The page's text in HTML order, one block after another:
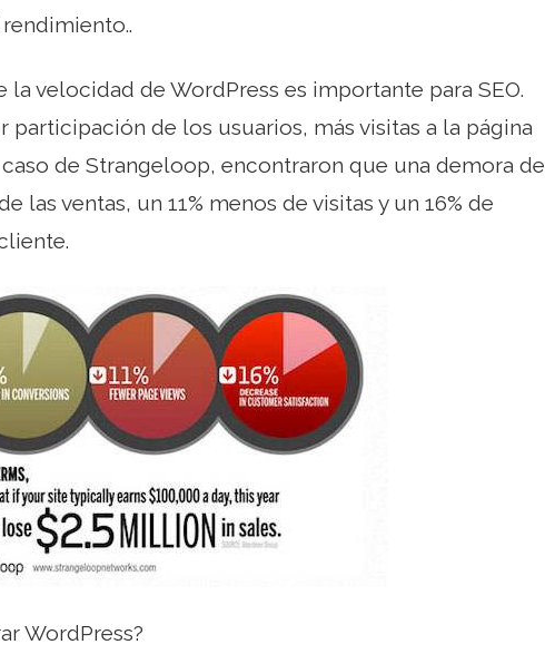
velocidad de WordPress es importante para SEO.
de los usuarios, más visitas a la página
de Strangeloop, encontraron que una demora de
las ventas, un 11% menos de visitas y un 16% de
WordPress?